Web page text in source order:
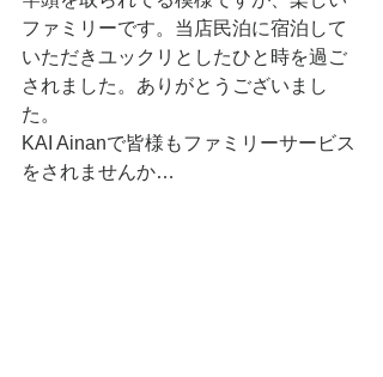
ファミリーです。当店民泊に宿泊して
いただきユックリとしたひと時を過ご
されました。ありがとうございまし
た。
KAI Ainanで皆様もファミリーサービス
をされませんか…